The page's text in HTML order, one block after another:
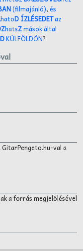
(filmajánló),és
hatoD ÍZLÉSEDETaz
hatsZmások által
KÜLFÖLDÖN?
val a
a forrás megjelölésével